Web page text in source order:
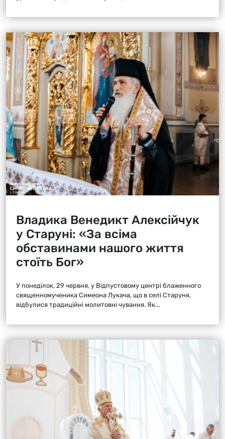
Владика Венедикт Алексійчук
у Старуні: «За всіма
обставинами нашого життя
стоїть Бог»
У понеділок, 29 червня, у Відпустовому центрі блаженного
священномученика Симеона Лукача, що в селі Старуня,
відбулися традиційні молитовні чування. Як...